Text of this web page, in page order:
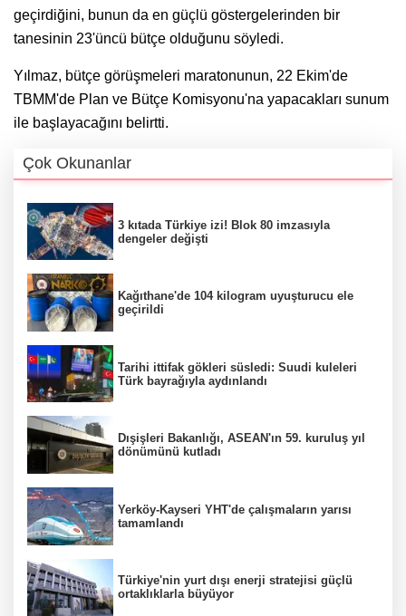
geçirdiğini, bunun da en güçlü göstergelerinden bir
tanesinin 23'üncü bütçe olduğunu söyledi.
Yılmaz, bütçe görüşmeleri maratonunun, 22 Ekim'de
TBMM'de Plan ve Bütçe Komisyonu'na yapacakları sunum
ile başlayacağını belirtti.
Çok Okunanlar
3 kıtada Türkiye izi! Blok 80 imzasıyla
dengeler değişti
Kağıthane'de 104 kilogram uyuşturucu ele
geçirildi
Tarihi ittifak gökleri süsledi: Suudi kuleleri
Türk bayrağıyla aydınlandı
Dışişleri Bakanlığı, ASEAN'ın 59. kuruluş yıl
dönümünü kutladı
Yerköy-Kayseri YHT'de çalışmaların yarısı
tamamlandı
Türkiye'nin yurt dışı enerji stratejisi güçlü
ortaklıklarla büyüyor